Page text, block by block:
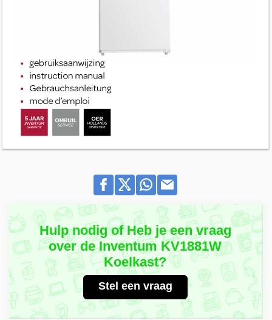
Hulp nodig of Heb je een vraag
over de Inventum KV1881W
Koelkast?
Stel een vraag